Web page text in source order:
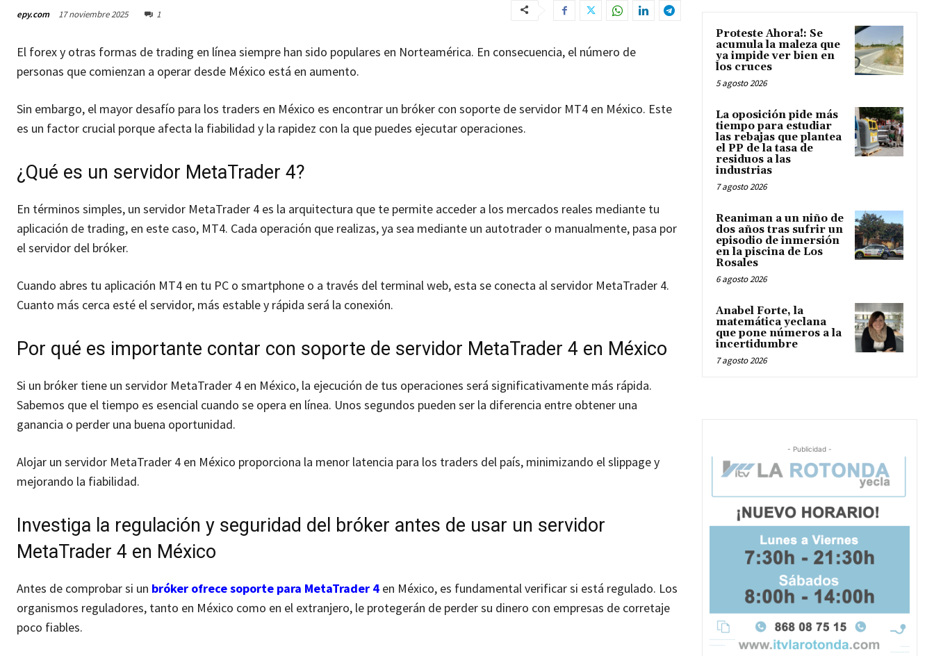
epy.com 17 noviembre 2025 1
El forex y otras formas de trading en línea siempre han sido populares en Norteamérica. En consecuencia, el número de
personas que comienzan a operar desde México está en aumento.
Sin embargo, el mayor desafío para los traders en México es encontrar un bróker con soporte de servidor MT4 en México. Este
es un factor crucial porque afecta la fiabilidad y la rapidez con la que puedes ejecutar operaciones.
¿Qué es un servidor MetaTrader 4?
En términos simples, un servidor MetaTrader 4 es la arquitectura que te permite acceder a los mercados reales mediante tu
aplicación de trading, en este caso, MT4. Cada operación que realizas, ya sea mediante un autotrader o manualmente, pasa por
el servidor del bróker.
Cuando abres tu aplicación MT4 en tu PC o smartphone o a través del terminal web, esta se conecta al servidor MetaTrader 4.
Cuanto más cerca esté el servidor, más estable y rápida será la conexión.
Por qué es importante contar con soporte de servidor MetaTrader 4 en México
Si un bróker tiene un servidor MetaTrader 4 en México, la ejecución de tus operaciones será significativamente más rápida.
Sabemos que el tiempo es esencial cuando se opera en línea. Unos segundos pueden ser la diferencia entre obtener una
ganancia o perder una buena oportunidad.
Alojar un servidor MetaTrader 4 en México proporciona la menor latencia para los traders del país, minimizando el slippage y
mejorando la fiabilidad.
Investiga la regulación y seguridad del bróker antes de usar un servidor
MetaTrader 4 en México
Antes de comprobar si un bróker ofrece soporte para MetaTrader 4 en México, es fundamental verificar si está regulado. Los
organismos reguladores, tanto en México como en el extranjero, le protegerán de perder su dinero con empresas de corretaje
poco fiables.
Proteste Ahora!: Se
acumula la maleza que
ya impide ver bien en
los cruces
5 agosto 2026
La oposición pide más
tiempo para estudiar
las rebajas que plantea
el PP de la tasa de
residuos a las
industrias
7 agosto 2026
Reaniman a un niño de
dos años tras sufrir un
episodio de inmersión
en la piscina de Los
Rosales
6 agosto 2026
Anabel Forte, la
matemática yeclana
que pone números a la
incertidumbre
7 agosto 2026
- Publicidad -